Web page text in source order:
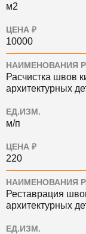
м2
ЦЕНА ₽
10000
НАИМЕНОВАНИЯ
Расчистка швов
архитектурных
ЕД.ИЗМ.
м/п
ЦЕНА ₽
220
НАИМЕНОВАНИЯ
Реставрация
архитектурных
ЕД.ИЗМ.